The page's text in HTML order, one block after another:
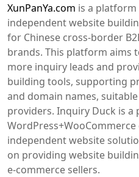
XunPanYa.com is a
independent website
for Chinese cross-border
brands. This platform aims
more inquiry leads and
building tools, supporting
and domain names,
providers. Inquiry Duck is a
independent website
on providing website
e-commerce sellers.